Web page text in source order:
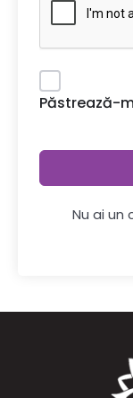
Păstrează-
Nu ai un